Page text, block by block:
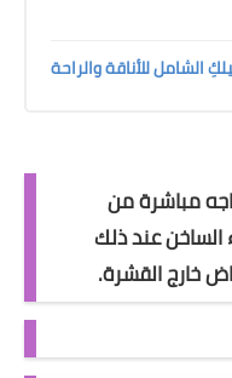
الشامل للأناقة والراحة
مباشرة من
الساخن عند ذلك
خارج القشرة.